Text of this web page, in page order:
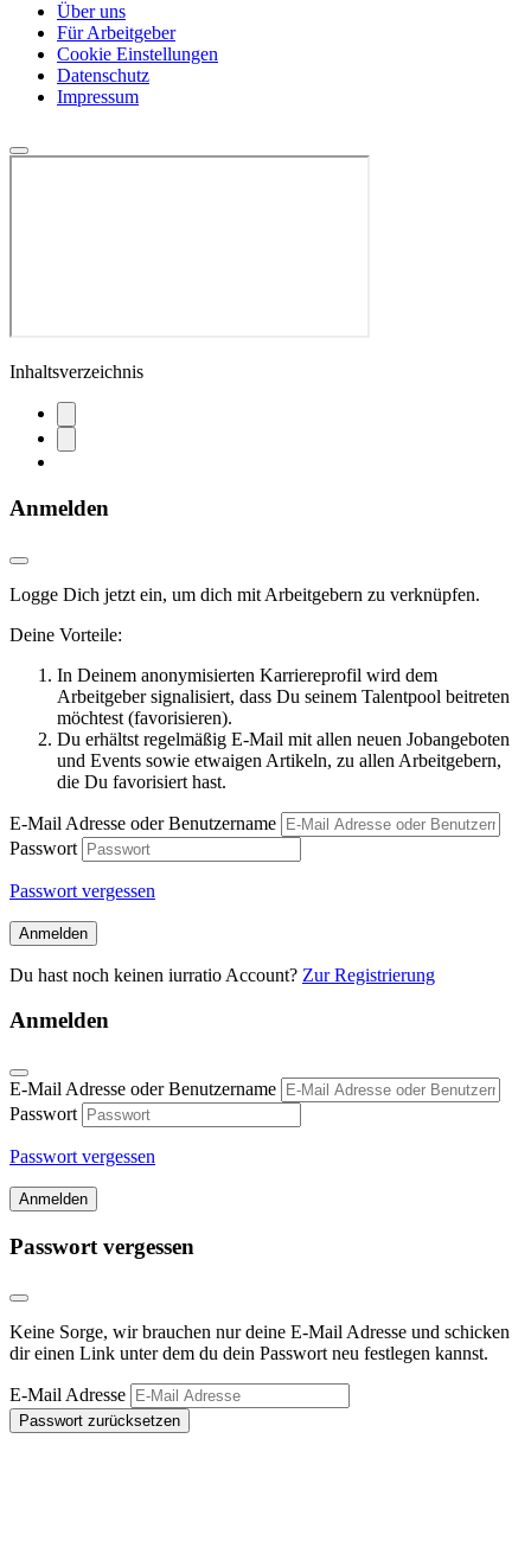
Über uns
Für Arbeitgeber
Cookie Einstellungen
Datenschutz
Impressum
Inhaltsverzeichnis
Anmelden
Logge Dich jetzt ein, um dich mit Arbeitgebern zu verknüpfen.
Deine Vorteile:
In Deinem anonymisierten Karriereprofil wird dem
Arbeitgeber signalisiert, dass Du seinem Talentpool beitreten
möchtest (favorisieren).
Du erhältst regelmäßig E-Mail mit allen neuen Jobangeboten
und Events sowie etwaigen Artikeln, zu allen Arbeitgebern,
die Du favorisiert hast.
E-Mail Adresse oder Benutzername
Passwort
Passwort vergessen
Anmelden
Du hast noch keinen iurratio Account? Zur Registrierung
Anmelden
E-Mail Adresse oder Benutzername
Passwort
Passwort vergessen
Anmelden
Passwort vergessen
Keine Sorge, wir brauchen nur deine E-Mail Adresse und schicken
dir einen Link unter dem du dein Passwort neu festlegen kannst.
E-Mail Adresse
Passwort zurücksetzen